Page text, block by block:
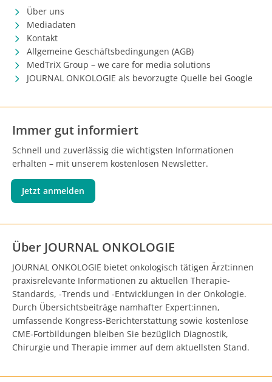
Über uns
Mediadaten
Kontakt
Allgemeine Geschäftsbedingungen (AGB)
MedTriX Group – we care for media solutions
JOURNAL ONKOLOGIE als bevorzugte Quelle bei Google
Immer gut informiert
Schnell und zuverlässig die wichtigsten Informationen
erhalten – mit unserem kostenlosen Newsletter.
Jetzt anmelden
Über JOURNAL ONKOLOGIE
JOURNAL ONKOLOGIE bietet onkologisch tätigen Ärzt:innen
praxisrelevante Informationen zu aktuellen Therapie-
Standards, -Trends und -Entwicklungen in der Onkologie.
Durch Übersichtsbeiträge namhafter Expert:innen,
umfassende Kongress-Berichterstattung sowie kostenlose
CME-Fortbildungen bleiben Sie bezüglich Diagnostik,
Chirurgie und Therapie immer auf dem aktuellsten Stand.